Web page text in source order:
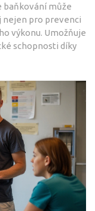
baňkování může
nejen pro prevenci
výkonu. Umožňuje
schopnosti díky